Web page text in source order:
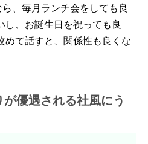
、毎月ランチ会をしても良
、お誕生日を祝っても良
めて話すと、関係性も良くな
優遇される社風にう